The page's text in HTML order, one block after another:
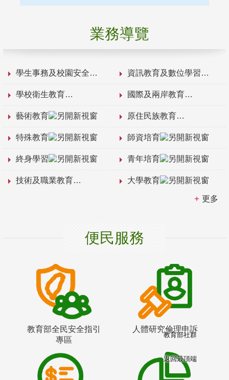
業務導覽
學生事務及校園安全 資訊教育及數位學習
學校衛生教育 國際及兩岸教育
藝術教育 原住民族教育
特殊教育 師資培育
終身學習 青年培育
技術及職業教育 大學教育
更多
便民服務
教育部全民安全指引
專區
人體研究倫理申訴
教育部社群
返回最頂端